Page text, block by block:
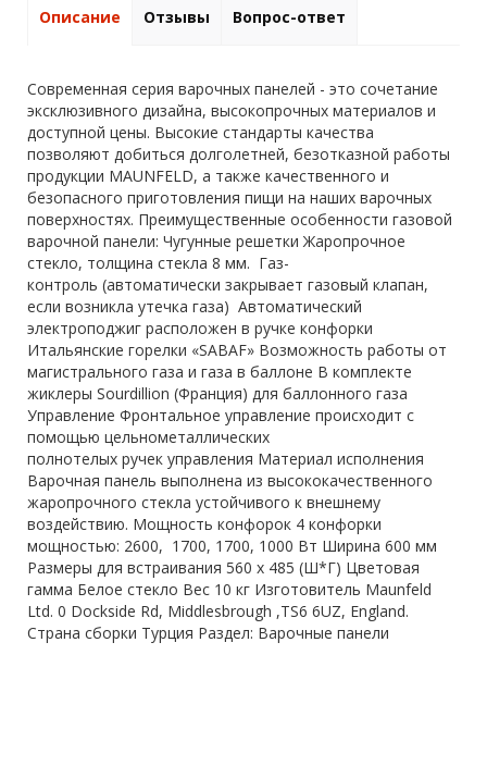
Описание Отзывы Вопрос-ответ
Современная серия варочных панелей - это сочетание
эксклюзивного дизайна, высокопрочных материалов и
доступной цены. Высокие стандарты качества
позволяют добиться долголетней, безотказной работы
продукции MAUNFELD, а также качественного и
безопасного приготовления пищи на наших варочных
поверхностях. Преимущественные особенности газовой
варочной панели: Чугунные решетки Жаропрочное
стекло, толщина стекла 8 мм. Газ-
контроль (автоматически закрывает газовый клапан,
если возникла утечка газа) Автоматический
электроподжиг расположен в ручке конфорки
Итальянские горелки «SABAF» Возможность работы от
магистрального газа и газа в баллоне В комплекте
жиклеры Sourdillion (Франция) для баллонного газа
Управление Фронтальное управление происходит с
помощью цельнометаллических
полнотелых ручек управления Материал исполнения
Варочная панель выполнена из высококачественного
жаропрочного стекла устойчивого к внешнему
воздействию. Мощность конфорок 4 конфорки
мощностью: 2600, 1700, 1700, 1000 Вт Ширина 600 мм
Размеры для встраивания 560 х 485 (Ш*Г) Цветовая
гамма Белое стекло Вес 10 кг Изготовитель Maunfeld
Ltd. 0 Dockside Rd, Middlesbrough ,TS6 6UZ, England.
Страна сборки Турция Раздел: Варочные панели